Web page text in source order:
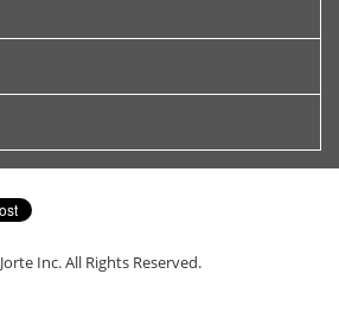
Jorte Inc.All Rights Reserved.